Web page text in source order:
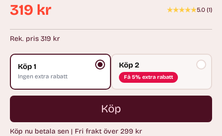
Ordinarie
pris
319 kr 5.0 (1)
Rek. pris 319 kr
Köp 1
Ingen extra rabatt
Köp 2
Få 5% extra rabatt
Köp
Köp nu betala sen | Fri frakt över 299 kr